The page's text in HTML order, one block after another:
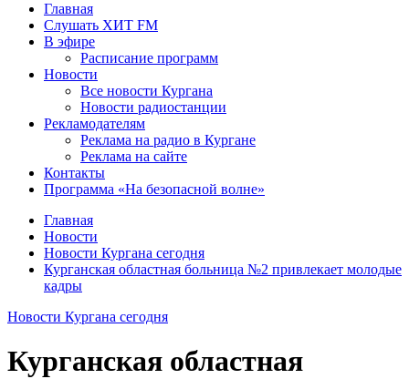
Главная
Слушать ХИТ FM
В эфире
Расписание программ
Новости
Все новости Кургана
Новости радиостанции
Рекламодателям
Реклама на радио в Кургане
Реклама на сайте
Контакты
Программа «На безопасной волне»
Главная
Новости
Новости Кургана сегодня
Курганская областная больница №2 привлекает молодые
кадры
Новости Кургана сегодня
Курганская областная